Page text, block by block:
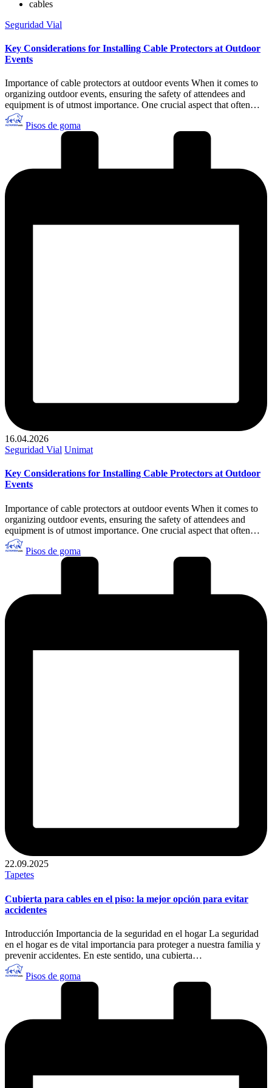
cables
Publicado
Seguridad Vial
Key Considerations for Installing Cable Protectors at Outdoor
Events
Importance of cable protectors at outdoor events When it comes to
organizing outdoor events, ensuring the safety of attendees and
equipment is of utmost importance. One crucial aspect that often…
Publicado
por
Pisos de goma
16.04.2026
Publicado
Seguridad Vial Unimat
Key Considerations for Installing Cable Protectors at Outdoor
Events
Importance of cable protectors at outdoor events When it comes to
organizing outdoor events, ensuring the safety of attendees and
equipment is of utmost importance. One crucial aspect that often…
Publicado
por
Pisos de goma
22.09.2025
Publicado
Tapetes
Cubierta para cables en el piso: la mejor opción para evitar
accidentes
Introducción Importancia de la seguridad en el hogar La seguridad
en el hogar es de vital importancia para proteger a nuestra familia y
prevenir accidentes. En este sentido, una cubierta…
Publicado
por
Pisos de goma